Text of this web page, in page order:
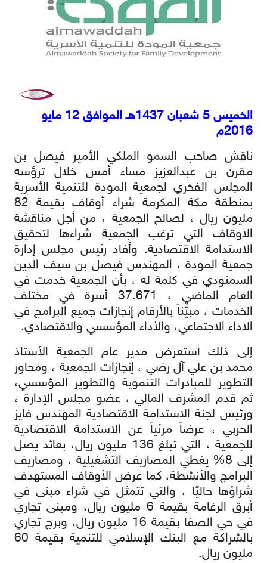
الخميس 5 شعبان 1437هـ الموافق 12 مايو
2016م
ناقش صاحب السمو الملكي الأمير فيصل بن
مقرن بن عبدالعزيز مساء أمس خلال ترؤسه
المجلس الفخري لجمعية المودة للتنمية الأسرية
بمنطقة مكة المكرمة شراء أوقاف بقيمة 82
مليون ريال ، لصالح الجمعية ، من أجل مناقشة
الأوقاف التي ترغب الجمعية شراءها لتحقيق
الاستدامة الاقتصادية. وأفاد رئيس مجلس إدارة
جمعية المودة ، المهندس فيصل بن سيف الدين
السمنودي في كلمة له ، بأن الجمعية خدمت في
العام الماضي ، 37.671 أسرة في مختلف
الخدمات ، مبيَّناً بالأرقام إنجازات جميع البرامج في
الأداء الاجتماعي، والأداء المؤسسي والاقتصادي.
إلى ذلك أستعرض مدير عام الجمعية الأستاذ
محمد بن علي آل رضي ، إنجازات الجمعية ، ومحاور
التطوير للمبادرات التنموية والتطوير المؤسسي،
ثم قدم المشرف المالي ، عضو مجلس الإدارة ،
ورئيس لجنة الاستدامة الاقتصادية المهندس فايز
الحربي ، عرضاً مرئياً عن الاستدامة الاقتصادية
للجمعية ، التي تبلغ 136 مليون ريال، بعائد يصل
إلى 8% يغطي المصاريف التشغيلية ، ومصاريف
البرامج والأنشطة، كما عرض الأوقاف المستهدف
شراؤها حاليًا ، والتي تتمثل في شراء مبنى في
أبرق الرغامة بقيمة 6 مليون ريال، ومبنى تجاري
في حي الصفا بقيمة 16 مليون ريال، وبرج تجاري
بالشراكة مع البنك الإسلامي للتنمية بقيمة 60
مليون ريال.